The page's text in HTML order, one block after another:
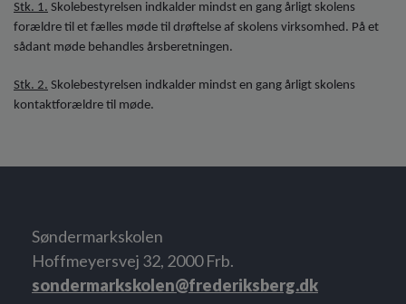
Stk. 1. Skolebestyrelsen indkalder mindst en gang årligt skolens
forældre til et fælles møde til drøftelse af skolens virksomhed. På et
sådant møde behandles årsberetningen.
Stk. 2. Skolebestyrelsen indkalder mindst en gang årligt skolens
kontaktforældre til møde.
Søndermarkskolen
Hoffmeyersvej 32, 2000 Frb.
sondermarkskolen@frederiksberg.dk